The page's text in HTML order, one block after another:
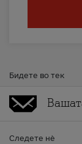
Бидете во тек
Следете нè